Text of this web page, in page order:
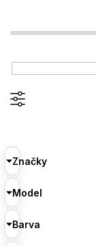
Značky
Model
Barva